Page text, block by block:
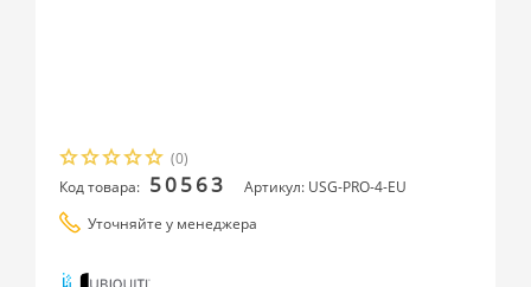
(0)
Код товара: 50563
Артикул: USG-PRO-4-EU
Уточняйте у менеджера